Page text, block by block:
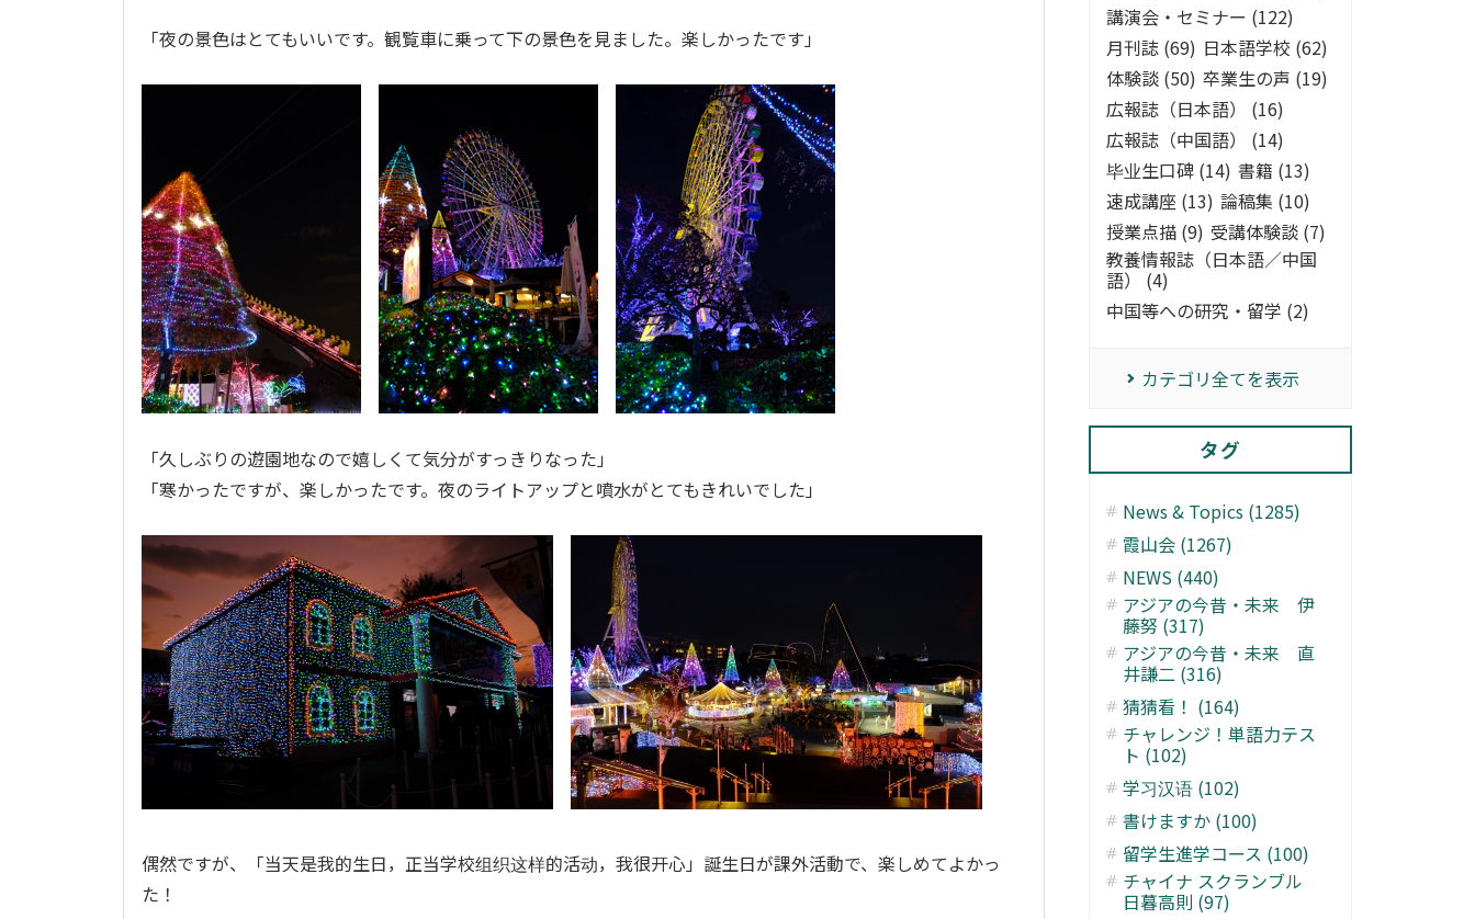
「夜の景色はとてもいいです。観覧車に乗って下の景色を見ました。楽しかったです」
「久しぶりの遊園地なので嬉しくて気分がすっきりなった 」
「寒かったですが、楽しかったです。夜のライトアップと噴水がとてもきれいでした」
偶然ですが、「当天是我的生日，正当学校组织这样的活动，我很开心」誕生日が課外活動で、楽しめてよかっ
た！
講演会・セミナー (122)
月刊誌 (69) 日本語学校 (62)
体験談 (50) 卒業生の声 (19)
広報誌（日本語） (16)
広報誌（中国語） (14)
毕业生口碑 (14) 書籍 (13)
速成講座 (13) 論稿集 (10)
授業点描 (9) 受講体験談 (7)
教養情報誌（日本語／中国
語） (4)
中国等への研究・留学 (2)
カテゴリ全てを表示
タグ
News & Topics (1285)
霞山会 (1267)
NEWS (440)
アジアの今昔・未来 伊
藤努 (317)
アジアの今昔・未来 直
井謙二 (316)
猜猜看！ (164)
チャレンジ！単語力テス
ト (102)
学习汉语 (102)
書けますか (100)
留学生進学コース (100)
チャイナ スクランブル
日暮高則 (97)